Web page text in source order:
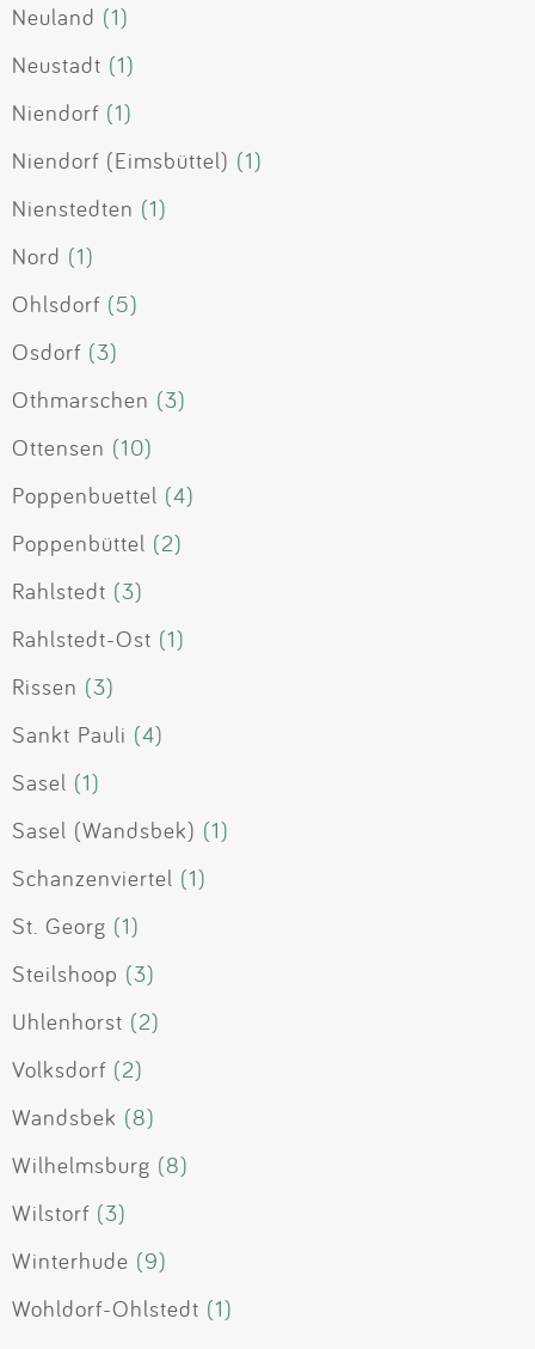
Neuland (1)
Neustadt (1)
Niendorf (1)
Niendorf (Eimsbüttel) (1)
Nienstedten (1)
Nord (1)
Ohlsdorf (5)
Osdorf (3)
Othmarschen (3)
Ottensen (10)
Poppenbuettel (4)
Poppenbüttel (2)
Rahlstedt (3)
Rahlstedt-Ost (1)
Rissen (3)
Sankt Pauli (4)
Sasel (1)
Sasel (Wandsbek) (1)
Schanzenviertel (1)
St. Georg (1)
Steilshoop (3)
Uhlenhorst (2)
Volksdorf (2)
Wandsbek (8)
Wilhelmsburg (8)
Wilstorf (3)
Winterhude (9)
Wohldorf-Ohlstedt (1)